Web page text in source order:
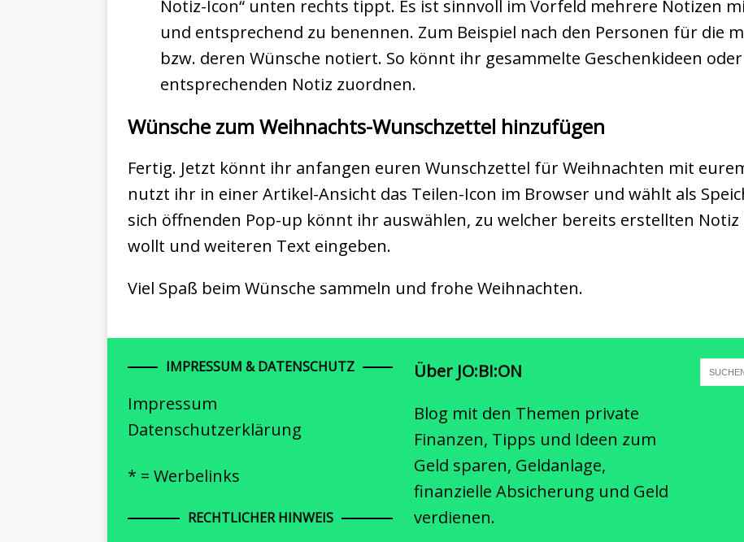
Notiz-Icon“ unten rechts tippt. Es ist sinnvoll im Vorfeld mehrere Notizen
und entsprechend zu benennen. Zum Beispiel nach den Personen für die
bzw. deren Wünsche notiert. So könnt ihr gesammelte Geschenkideen
entsprechenden Notiz zuordnen.
Wünsche zum Weihnachts-Wunschzettel hinzufügen
Fertig. Jetzt könnt ihr anfangen euren Wunschzettel für Weihnachten mit
nutzt ihr in einer Artikel-Ansicht das Teilen-Icon im Browser und wählt als
sich öffnenden Pop-up könnt ihr auswählen, zu welcher bereits erstellten
wollt und weiteren Text eingeben.
Viel Spaß beim Wünsche sammeln und frohe Weihnachten.
IMPRESSUM & DATENSCHUTZ
Impressum
Datenschutzerklärung
* = Werbelinks
RECHTLICHER HINWEIS
Über JO:BI:ON
Blog mit den Themen private
Finanzen, Tipps und Ideen zum
Geld sparen, Geldanlage,
finanzielle Absicherung und Geld
verdienen.